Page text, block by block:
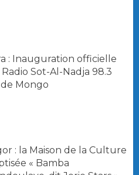
: Inauguration officielle
Sot-Al-Nadja 98.3
Mongo
: la Maison de la Culture
« Bamba